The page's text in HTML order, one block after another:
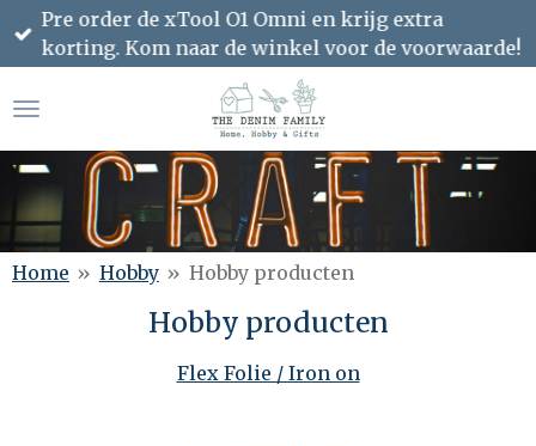
Ga
direct
de
Pre order de xTool O1 Omni en krijg extra
korting. Kom naar de winkel voor de voorwaarde!
Home » Hobby » Hobby producten
Hobby producten
Flex Folie / Iron on